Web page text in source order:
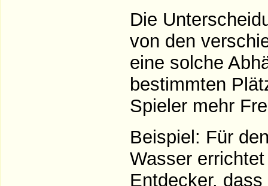
Die
von den
eine solche
bestimmten
Spieler mehr
Beispiel: Für
Wasser
Entdecker,